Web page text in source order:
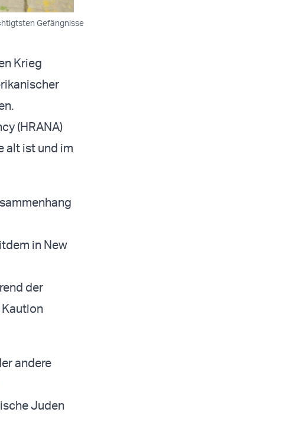
Gefängnisse
Krieg
(HRANA)
alt ist und im
in New
der
andere
Juden